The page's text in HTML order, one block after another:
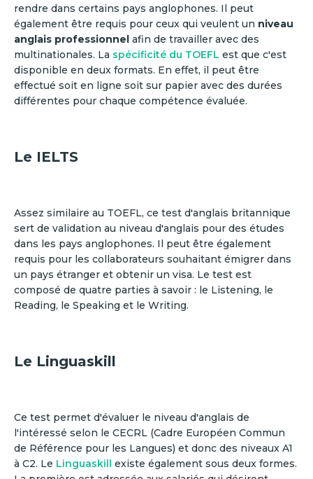
rendre dans certains pays anglophones. Il peut
également être requis pour ceux qui veulent un niveau
anglais professionnel afin de travailler avec des
multinationales. La spécificité du TOEFL est que c'est
disponible en deux formats. En effet, il peut être
effectué soit en ligne soit sur papier avec des durées
différentes pour chaque compétence évaluée.
Le IELTS
Assez similaire au TOEFL, ce test d'anglais britannique
sert de validation au niveau d'anglais pour des études
dans les pays anglophones. Il peut être également
requis pour les collaborateurs souhaitant émigrer dans
un pays étranger et obtenir un visa. Le test est
composé de quatre parties à savoir : le Listening, le
Reading, le Speaking et le Writing.
Le Linguaskill
Ce test permet d'évaluer le niveau d'anglais de
l'intéressé selon le CECRL (Cadre Européen Commun
de Référence pour les Langues) et donc des niveaux A1
à C2. Le Linguaskill existe également sous deux formes.